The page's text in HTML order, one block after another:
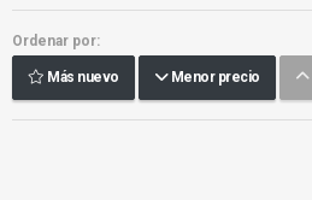
Ordenar por:
Más nuevo Menor precio